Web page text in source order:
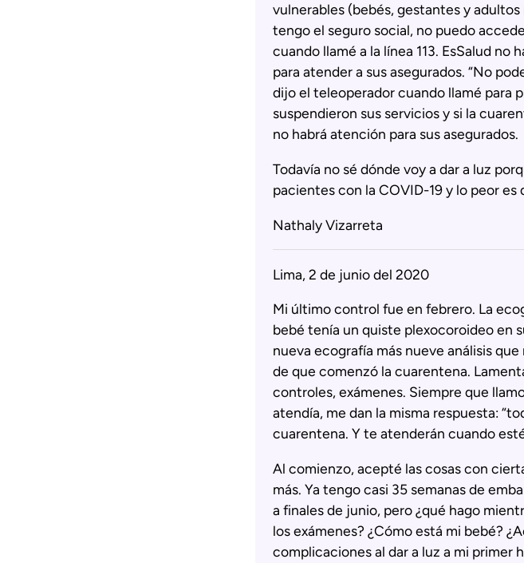
vulnerables (bebés, gestantes y
tengo el seguro social, no puedo
cuando llamé a la línea 113. EsSalud
para atender a sus asegurados. “No
dijo el teleoperador cuando llamé para
suspendieron sus servicios y si la
no habrá atención para sus asegurados.
Todavía no sé dónde voy a dar a luz
pacientes con la COVID-19 y lo peor es
Nathaly Vizarreta
Lima, 2 de junio del 2020
Mi último control fue en febrero. La
bebé tenía un quiste plexocoroideo en
nueva ecografía más nueve análisis
de que comenzó la cuarentena.
controles, exámenes. Siempre que
atendía, me dan la misma respuesta:
cuarentena. Y te atenderán cuando
Al comienzo, acepté las cosas con
más. Ya tengo casi 35 semanas de
a finales de junio, pero ¿qué hago
los exámenes? ¿Cómo está mi bebé?
complicaciones al dar a luz a mi primer